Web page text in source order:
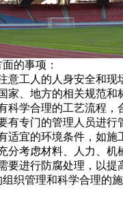
的事项：
意工人的人身安全和
家、地方的相关规范
科学合理的工艺流程
有专门的管理人员进行
适宜的环境条件，如
分考虑材料、人力、机
要进行防腐处理，以提
织管理和科学合理的